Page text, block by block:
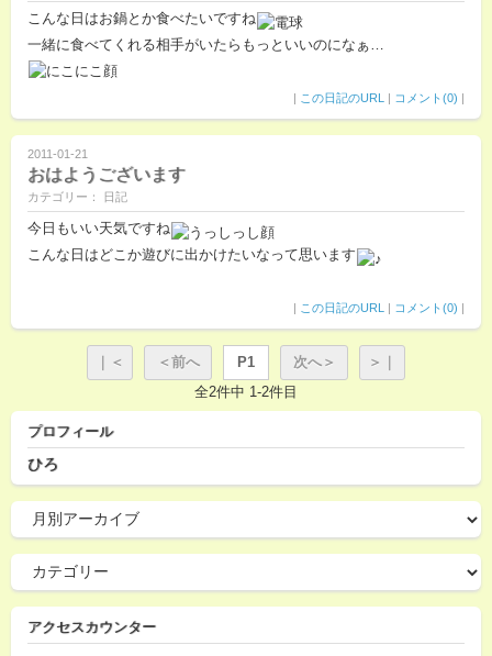
こんな日はお鍋とか食べたいですね
一緒に食べてくれる相手がいたらもっといいのになぁ…
| この日記のURL | コメント(0) |
2011-01-21
おはようございます
カテゴリー： 日記
今日もいい天気ですね
こんな日はどこか遊びに出かけたいなって思います
| この日記のURL | コメント(0) |
｜＜ ＜前へ P1 次へ＞
＞｜
全2件中 1-2件目
プロフィール
ひろ
アクセスカウンター